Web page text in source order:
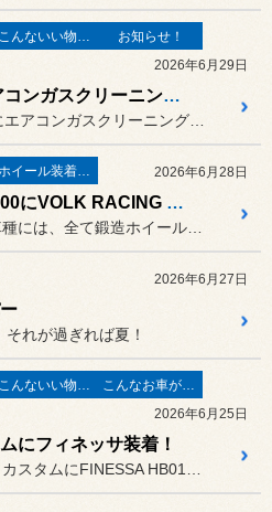
こんないい物が有りますよ！
お知らせ！
2026年6月29日
N-BOXにエアコンガスクリーニング施工とエアコンガス添加剤注入！
ホイール装着事例 2026年6月28日
レクサスRX500にVOLK RACING G29装着！
2026年6月27日
れが過ぎれば夏！
こんないい物が有りますよ！
こんなお車がご来店
2026年6月25日
にフィネッサ装着！